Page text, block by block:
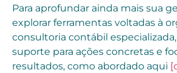
Para aprofundar ainda mais sua
explorar ferramentas voltadas à
consultoria contábil
suporte para ações concretas e
resultados, como abordado aqui